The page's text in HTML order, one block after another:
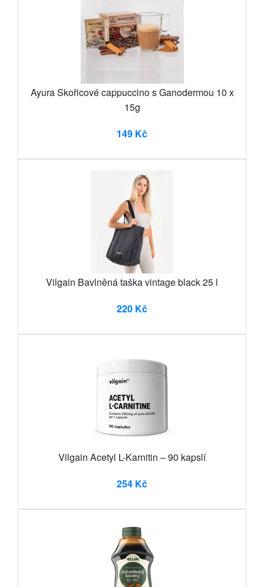
Ayura Skořicové cappuccino s Ganodermou 10 x
15g
149 Kč
Vilgain Bavlněná taška vintage black 25 l
220 Kč
Vilgain Acetyl L-Karnitin – 90 kapslí
254 Kč